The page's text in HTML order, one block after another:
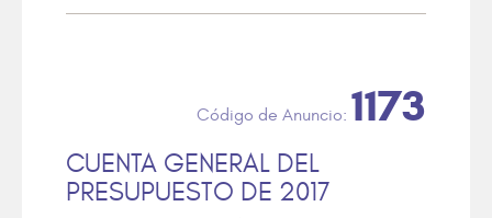
CUENTA GENERAL DEL
PRESUPUESTO DE 2017
1173